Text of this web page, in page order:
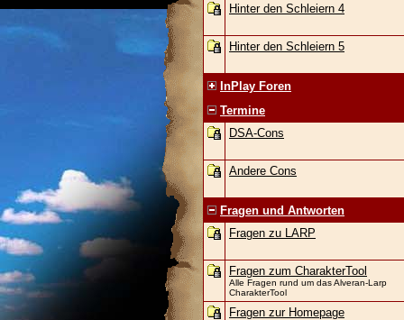
Hinter den Schleiern 4
Hinter den Schleiern 5
InPlay Foren
Termine
DSA-Cons
Andere Cons
Fragen und Antworten
Fragen zu LARP
Fragen zum CharakterTool
Alle Fragen rund um das Alveran-Larp
CharakterTool
Fragen zur Homepage